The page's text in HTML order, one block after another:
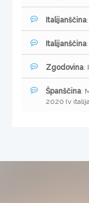
Italijanščina
Italijanščina
Zgodovina:
Španščina:
2020 (v